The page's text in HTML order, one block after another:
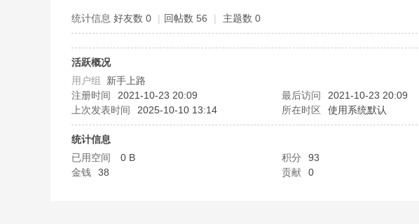
统计信息 好友数 0 | 回帖数 56 | 主题数 0
活跃概况
用户组 新手上路
注册时间
2021-10-23 20:09 最后访问 2021-10-23 20:09
上次发表时间
2025-10-10 13:14 所在时区 使用系统默认
统计信息
已用空间
0 B 积分 93
金钱
38 贡献 0